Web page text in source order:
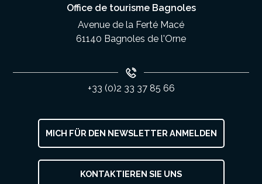
MICH FÜR DEN NEWSLETTER ANMELDEN
KONTAKTIEREN SIE UNS
Office de tourisme Bagnoles
Avenue de la Ferté Macé
61140 Bagnoles de l'Orne
+33 (0)2 33 37 85 66